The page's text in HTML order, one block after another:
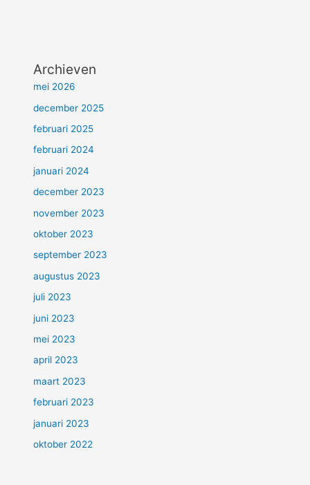
Archieven
mei 2026
december 2025
februari 2025
februari 2024
januari 2024
december 2023
november 2023
oktober 2023
september 2023
augustus 2023
juli 2023
juni 2023
mei 2023
april 2023
maart 2023
februari 2023
januari 2023
oktober 2022